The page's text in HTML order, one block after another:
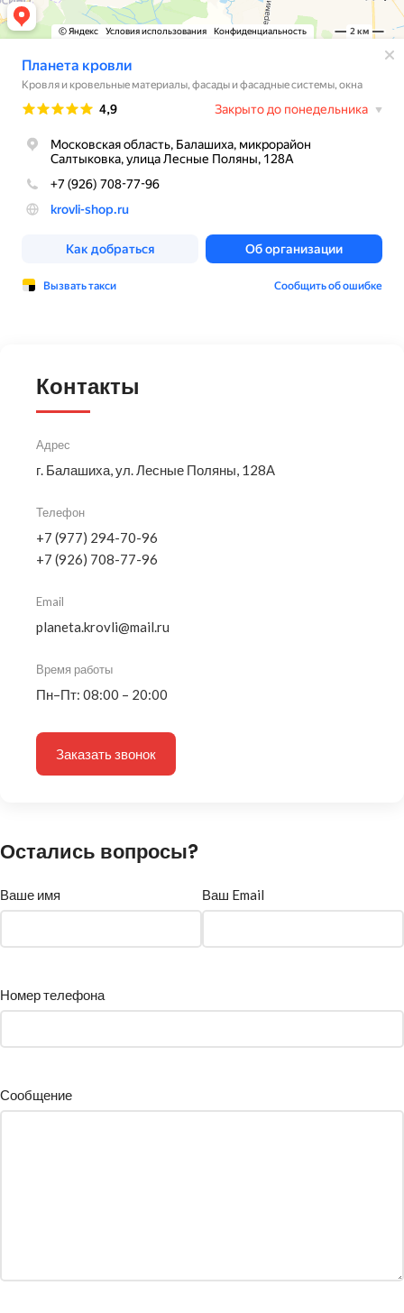
Контакты
Адрес
г. Балашиха, ул. Лесные Поляны, 128А
Телефон
+7 (977) 294-70-96
+7 (926) 708-77-96
Email
planeta.krovli@mail.ru
Время работы
Пн–Пт: 08:00 – 20:00
Заказать звонок
Остались вопросы?
Ваше имя Ваш Email
Номер телефона
Сообщение